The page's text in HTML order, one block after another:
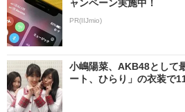
ャンペーン実施中！
PR(IIJmio)
小嶋陽菜、AKB48とし
ート、ひらり」の衣装で